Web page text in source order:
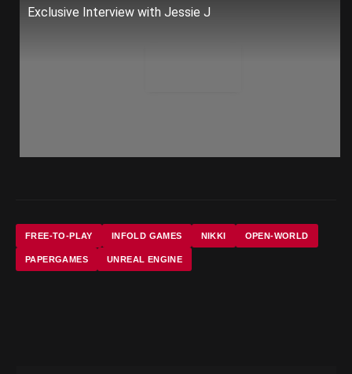
Exclusive Interview with Jessie J
FREE-TO-PLAY INFOLD GAMES NIKKI OPEN-WORLD
PAPERGAMES UNREAL ENGINE